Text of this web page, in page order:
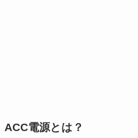
ACC電源とは？